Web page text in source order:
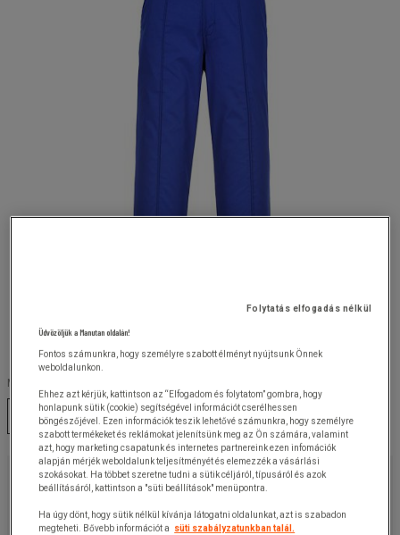
Méret :
6 580,00 Ft+ÁFA
8 356,60 FtÁFÁ-val
darab
Folytatás elfogadás nélkül
Üdvözöljük a Manutan oldalán!
Fontos számunkra, hogy személyre szabott élményt nyújtsunk Önnek
weboldalunkon.
Ehhez azt kérjük, kattintson az “Elfogadom és folytatom” gombra, hogy
honlapunk sütik (cookie) segítségével információt cserélhessen
böngészőjével. Ezen információk teszik lehetővé számunkra, hogy személyre
szabott termékeket és reklámokat jelenítsünk meg az Ön számára, valamint
azt, hogy marketing csapatunk és internetes partnereink ezen infomációk
alapján mérjék weboldalunk teljesítményét és elemezzék a vásárlási
szokásokat. Ha többet szeretne tudni a sütik céljáról, típusáról és azok
beállításáról, kattintson a "süti beállítások" menüpontra.
Ha úgy dönt, hogy sütik nélkül kívánja látogatni oldalunkat, azt is szabadon
megteheti. Bővebb információt a
süti szabályzatunkban talál.